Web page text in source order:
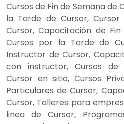
Cursos de Fin de Semana
la Tarde de Cursor,
Cursor, Capacitación de
Cursos por la Tarde de
Instructor de Cursor,
con instructor, Cursos de
Cursor en sitio, Cursos
Particulares de Cursor,
Cursor, Talleres para
linea de Cursor,